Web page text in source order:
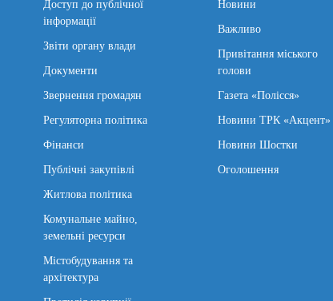
Доступ до публічної
інформації
Звіти органу влади
Документи
Звернення громадян
Регуляторна політика
Фінанси
Публічні закупівлі
Житлова політика
Комунальне майно,
земельні ресурси
Містобудування та
архітектура
Новини
Важливо
Привітання міського
голови
Газета «Полісся»
Новини ТРК «Акцент»
Новини Шостки
Оголошення